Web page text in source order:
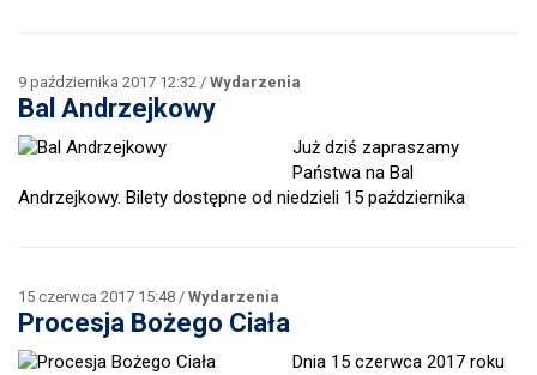
9 października 2017 12:32 / Wydarzenia
Bal Andrzejkowy
Już dziś zapraszamy
Państwa na Bal
Andrzejkowy. Bilety dostępne od niedzieli 15 października
15 czerwca 2017 15:48 / Wydarzenia
Procesja Bożego Ciała
Dnia 15 czerwca 2017 roku